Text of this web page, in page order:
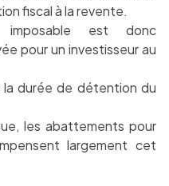
fiscal à la revente.
est donc
pour un investisseur au
la durée de détention du
les abattements pour
largement cet